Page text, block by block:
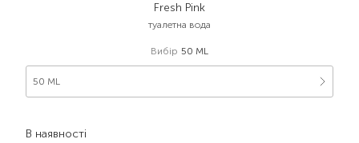
Fresh Pink
туалетна вода
Вибір 50 ML
50 ML
В наявності